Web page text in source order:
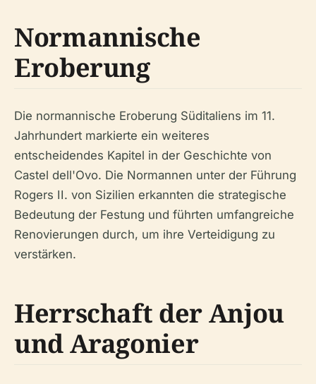
Normannische
Eroberung
Die normannische Eroberung Süditaliens im 11.
Jahrhundert markierte ein weiteres
entscheidendes Kapitel in der Geschichte von
Castel dell'Ovo. Die Normannen unter der Führung
Rogers II. von Sizilien erkannten die strategische
Bedeutung der Festung und führten umfangreiche
Renovierungen durch, um ihre Verteidigung zu
verstärken.
Herrschaft der Anjou
und Aragonier